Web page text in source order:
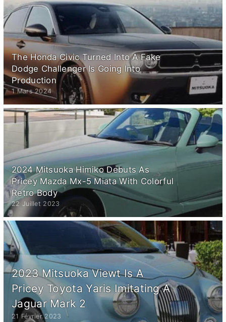
The Honda Civic Turned Into A Fake
Dodge Challenger Is Going Into
Production
1 Mars 2024
2024 Mitsuoka Himiko Debuts As
Pricey Mazda Mx-5 Miata With Colorful
Retro Body
22 Juillet 2023
2023 Mitsuoka Viewt Is A
Pricey Toyota Yaris Imitating A
Jaguar Mark 2
21 Février 2023